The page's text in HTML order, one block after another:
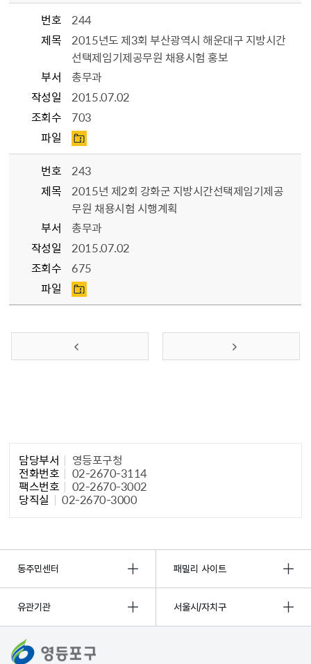
번호
244
제목
2015년도 제3회 부산광역시 해운대구 지방시간
선택제임기제공무원 채용시험 홍보
부서
총무과
작성일
2015.07.02
조회수
703
파일
번호
243
제목
2015년 제2회 강화군 지방시간선택제임기제공
무원 채용시험 시행계획
부서
총무과
작성일
2015.07.02
조회수
675
파일
이전 페이지 다음 페이지
담당부서 영등포구청
전화번호 02-2670-3114
팩스번호 02-2670-3002
당직실 02-2670-3000
동주민센터 패밀리 사이트
유관기관 서울시/자치구